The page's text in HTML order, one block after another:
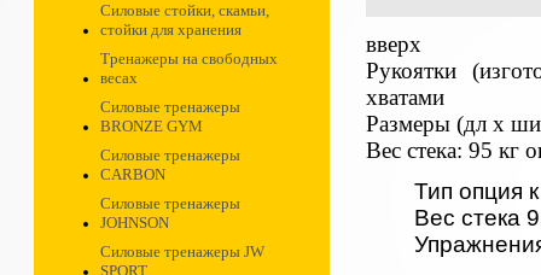
Силовые стойки, скамьи,
стойки для хранения
Тренажеры на свободных
весах
Силовые тренажеры
BRONZE GYM
Силовые тренажеры
CARBON
Силовые тренажеры
JOHNSON
Силовые тренажеры JW
SPORT
вверх
Рукоятки
хватами
Размеры (дл х
Вес стека: 95 кг
Тип опция
Вес стека